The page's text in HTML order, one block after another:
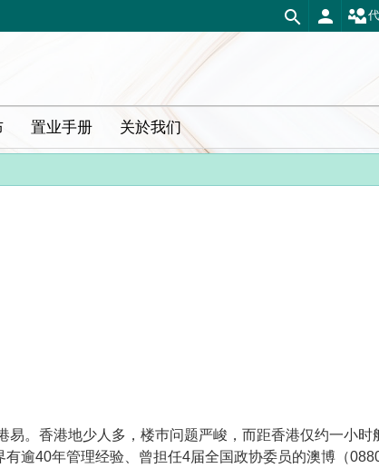
置业手册 关於我们
易。香港地少人多，楼巿问题严峻，而距香港仅约一小时
逾40年管理经验、曾担任4届全国政协委员的澳博（